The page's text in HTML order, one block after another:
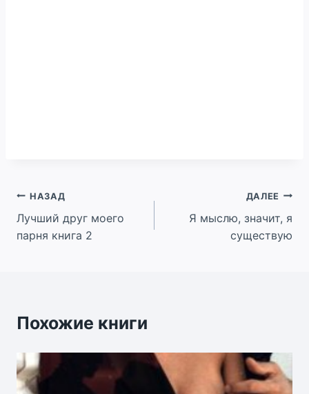
Навигация
по
НАЗАД
Лучший друг моего
парня книга 2
ДАЛЕЕ
Я мыслю, значит, я
существую
Похожие книги